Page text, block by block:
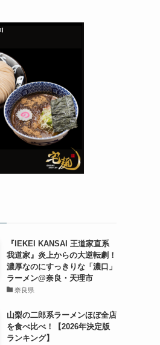
『IEKEI KANSAI 王道家直系
我道家』炎上からの大逆転劇！
濃厚なのにすっきりな「濃口」
ラーメン@奈良・天理市
奈良県
山梨の二郎系ラーメンほぼ全店
を食べ比べ！【2026年決定版
ランキング】